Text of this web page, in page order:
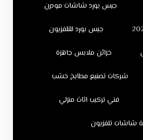
جبس بورد شاشات مودرن
جبس بورد للتلفزيون
خزائن ملابس جاهزة
شركات تصنيع مطابخ خشب
فني تركيب اثاث منزلي
شاشات تلفزيون